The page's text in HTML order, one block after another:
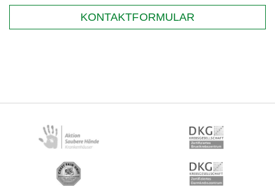
KONTAKTFORMULAR